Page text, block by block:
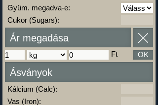
Gyüm. megadva-e:
Cukor (Sugars):
Ár megadása
Ft OK
Ásványok
Kálcium (Calc):
Vas (Iron):